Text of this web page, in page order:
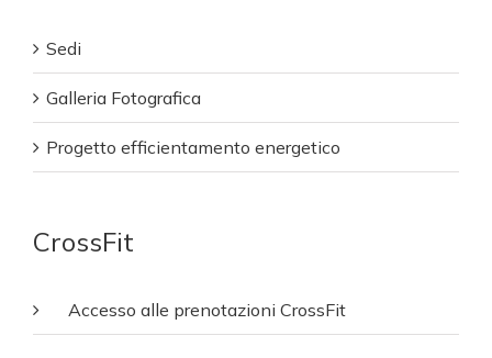
Sedi
Galleria Fotografica
Progetto efficientamento energetico
CrossFit
Accesso alle prenotazioni CrossFit